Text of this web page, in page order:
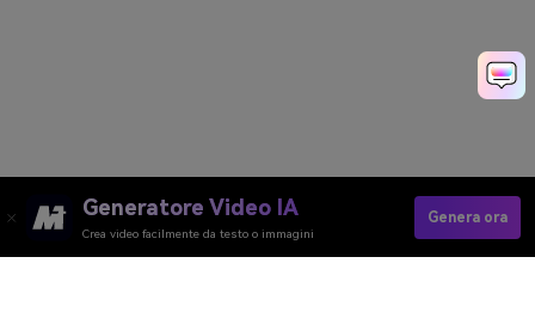
Generatore Video IA
Crea video facilmente da testo o immagini
Genera ora